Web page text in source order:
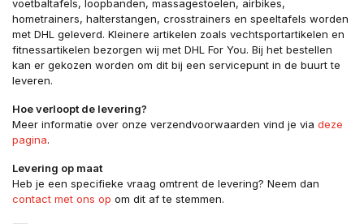
voetbaltafels, loopbanden, massagestoelen, airbikes,
hometrainers, halterstangen, crosstrainers en speeltafels worden
met DHL geleverd. Kleinere artikelen zoals vechtsportartikelen en
fitnessartikelen bezorgen wij met DHL For You. Bij het bestellen
kan er gekozen worden om dit bij een servicepunt in de buurt te
leveren.
Hoe verloopt de levering?
Meer informatie over onze verzendvoorwaarden vind je via deze
pagina.
Levering op maat
Heb je een specifieke vraag omtrent de levering? Neem dan
contact met ons op om dit af te stemmen.